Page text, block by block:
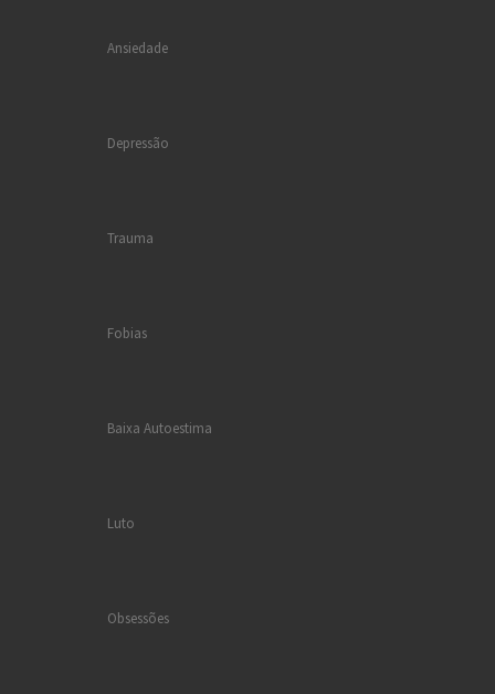
Ansiedade
Depressão
Trauma
Fobias
Baixa Autoestima
Luto
Obsessões